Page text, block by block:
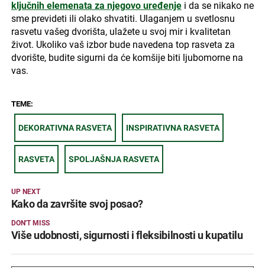
ključnih elemenata za njegovo uređenjei da se nikako ne
sme prevideti ili olako shvatiti. Ulaganjem u svetlosnu
rasvetu vašeg dvorišta, ulažete u svoj mir i kvalitetan
život. Ukoliko vaš izbor bude navedena top rasveta za
dvorište, budite sigurni da će komšije biti ljubomorne na
vas.
TEME:
DEKORATIVNA RASVETA INSPIRATIVNA RASVETA
RASVETA SPOLJAŠNJA RASVETA
UP NEXT
Kako da završite svoj posao?
DON'T MISS
Više udobnosti, sigurnosti i fleksibilnosti u kupatilu